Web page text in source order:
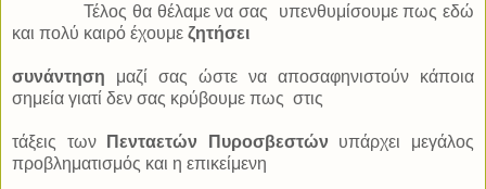
Τέλος θα θέλαμε να σας
υπενθυμίσουμε πως εδώ
και πολύ καιρό έχουμε ζητήσει
συνάντηση μαζί σας ώστε να αποσαφηνιστούν κάποια
σημεία γιατί δεν σας κρύβουμε πως στις
τάξεις των Πενταετών Πυροσβεστών υπάρχει μεγάλος
προβληματισμός και η επικείμενη